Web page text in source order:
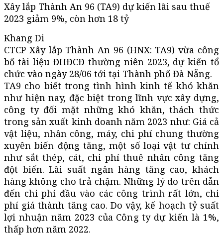
Xây lắp Thành An 96 (TA9) dự kiến lãi sau thuế
2023 giảm 9%, còn hơn 18 tỷ
Khang Di
CTCP Xây lắp Thành An 96 (HNX: TA9) vừa công
bố tài liệu ĐHĐCĐ thường niên 2023, dự kiến tổ
chức vào ngày 28/06 tới tại Thành phố Đà Nẵng.
TA9 cho biết trong tình hình kinh tế khó khăn
như hiện nay, đặc biệt trong lĩnh vực xây dựng,
công ty đối mặt những khó khăn, thách thức
trong sản xuất kinh doanh năm 2023 như: Giá cả
vật liệu, nhân công, máy, chi phí chung thường
xuyên biến động tăng, một số loại vật tư chính
như sắt thép, cát, chi phí thuê nhân công tăng
đột biến. Lãi suất ngân hàng tăng cao, khách
hàng không cho trả chậm. Những lý do trên dẫn
đến chi phí đầu vào các công trình rất lớn, chi
phí giá thành tăng cao. Do vậy, kế hoạch tỷ suất
lợi nhuận năm 2023 của Công ty dự kiến là 1%,
thấp hơn năm 2022.